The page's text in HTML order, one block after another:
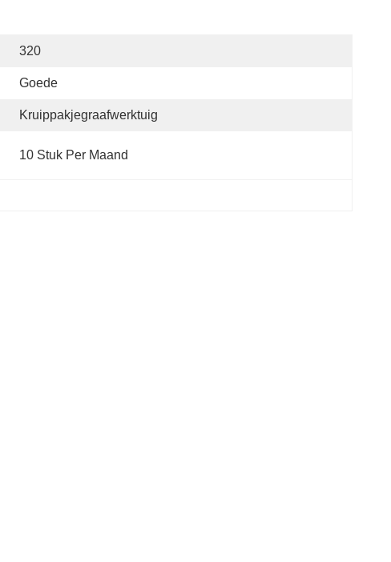
320
Goede
Kruippakjegraafwerktuig
10 Stuk Per Maand